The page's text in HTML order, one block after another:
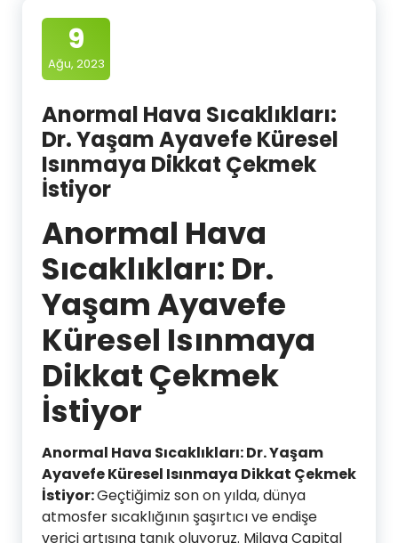
9
Ağu, 2023
Anormal Hava Sıcaklıkları:
Dr. Yaşam Ayavefe Küresel
Isınmaya Dikkat Çekmek
İstiyor
Anormal Hava
Sıcaklıkları: Dr.
Yaşam Ayavefe
Küresel Isınmaya
Dikkat Çekmek
İstiyor
Anormal Hava Sıcaklıkları: Dr. Yaşam
Ayavefe Küresel Isınmaya Dikkat Çekmek
İstiyor:Geçtiğimiz son on yılda, dünya
atmosfer sıcaklığının şaşırtıcı ve endişe
verici artışına tanık oluyoruz. Milaya Capital